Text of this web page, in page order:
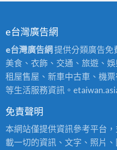
e台灣廣告網
e台灣廣告網提供分類廣告免
美食、衣飾、交通、旅遊、
租屋售屋、新車中古車、機
等生活服務資訊。
免責聲明
本網站僅提供資訊參考平台
載一切的資訊、文字、照片